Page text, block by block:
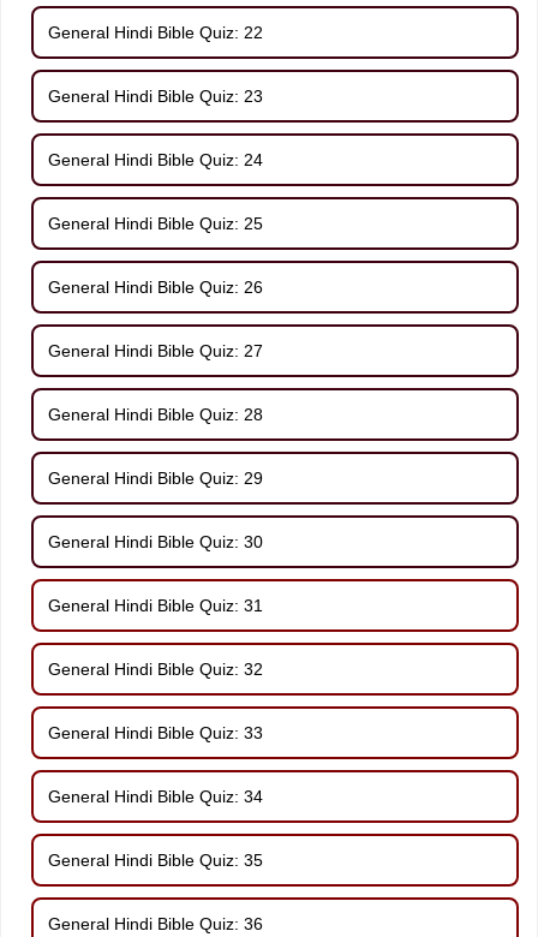
General Hindi Bible Quiz: 22
General Hindi Bible Quiz: 23
General Hindi Bible Quiz: 24
General Hindi Bible Quiz: 25
General Hindi Bible Quiz: 26
General Hindi Bible Quiz: 27
General Hindi Bible Quiz: 28
General Hindi Bible Quiz: 29
General Hindi Bible Quiz: 30
General Hindi Bible Quiz: 31
General Hindi Bible Quiz: 32
General Hindi Bible Quiz: 33
General Hindi Bible Quiz: 34
General Hindi Bible Quiz: 35
General Hindi Bible Quiz: 36